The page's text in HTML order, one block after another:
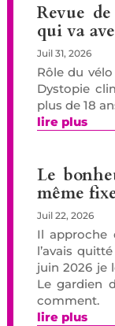
Revue
qui va
Juil 31, 2026
Rôle du
Dystopie
plus de 18
lire plus
Le
même
Juil 22, 2026
Il approche
l’avais
juin 2026 je
Le gardien
comment.
lire plus